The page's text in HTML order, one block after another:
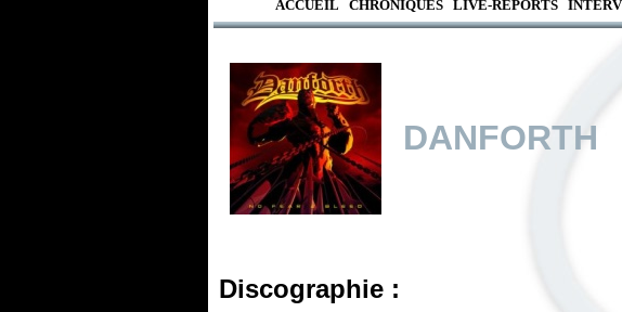
ACCUEIL CHRONIQUES LIVE-REPORTS
DANFORTH
Discographie :